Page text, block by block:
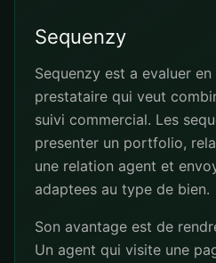
Sequenzy
Sequenzy est a evaluer
prestataire qui veut
suivi commercial. Les
presenter un portfolio,
une relation agent et
adaptees au type de bien.
Son avantage est de
Un agent qui visite une